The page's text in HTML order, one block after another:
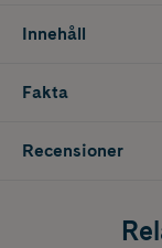
direkt på huden för
Innehåll
Fakta
Recensioner